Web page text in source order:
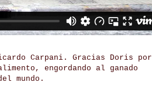
Carpani. Gracias Doris por
engordando al ganado
mundo.